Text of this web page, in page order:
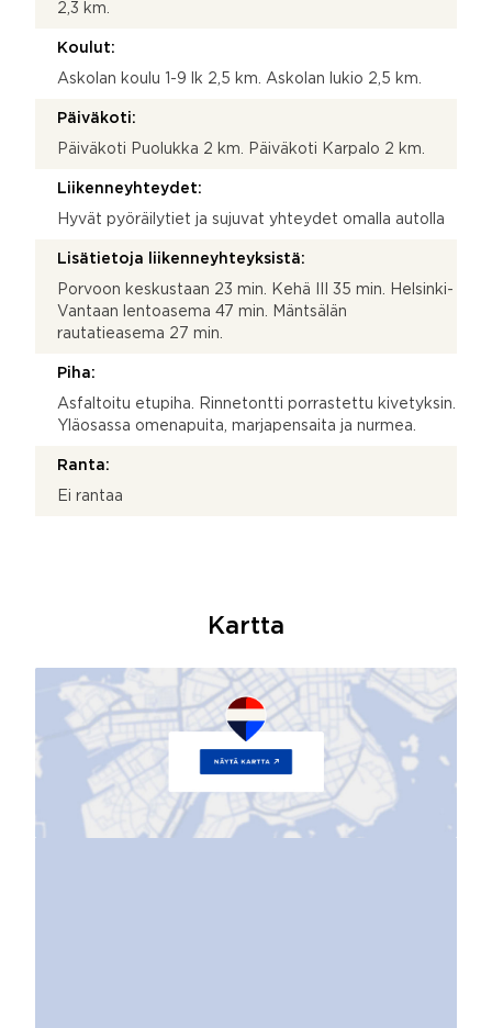
2,3 km.
Koulut:
Askolan koulu 1-9 lk 2,5 km. Askolan lukio 2,5 km.
Päiväkoti:
Päiväkoti Puolukka 2 km. Päiväkoti Karpalo 2 km.
Liikenneyhteydet:
Hyvät pyöräilytiet ja sujuvat yhteydet omalla autolla
Lisätietoja liikenneyhteyksistä:
Porvoon keskustaan 23 min. Kehä III 35 min. Helsinki-
Vantaan lentoasema 47 min. Mäntsälän
rautatieasema 27 min.
Piha:
Asfaltoitu etupiha. Rinnetontti porrastettu kivetyksin.
Yläosassa omenapuita, marjapensaita ja nurmea.
Ranta:
Ei rantaa
Kartta